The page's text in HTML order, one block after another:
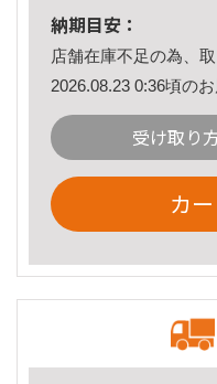
納期目安：
店舗在庫不足の為、
2026.08.23 0:36頃の
受け取り
カ